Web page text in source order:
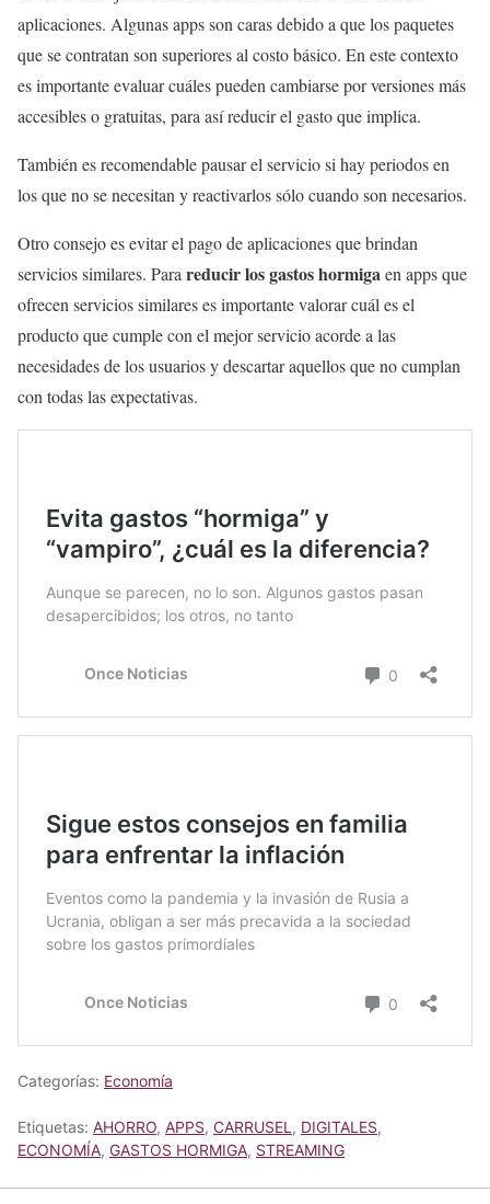
aplicaciones. Algunas apps son caras debido a que los paquetes
que se contratan son superiores al costo básico. En este contexto
es importante evaluar cuáles pueden cambiarse por versiones más
accesibles o gratuitas, para así reducir el gasto que implica.
También es recomendable pausar el servicio si hay periodos en
los que no se necesitan y reactivarlos sólo cuando son necesarios.
Otro consejo es evitar el pago de aplicaciones que brindan
servicios similares. Para reducir los gastos hormigaen apps que
ofrecen servicios similares es importante valorar cuál es el
producto que cumple con el mejor servicio acorde a las
necesidades de los usuarios y descartar aquellos que no cumplan
con todas las expectativas.
Categorías: Economía
Etiquetas: AHORRO, APPS, CARRUSEL , DIGITALES,
ECONOMÍA, GASTOS HORMIGA, STREAMING